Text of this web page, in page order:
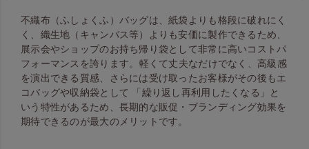
不織布（ふしょくふ）バッグは、紙袋よりも格段に破れにく
く、織生地（キャンバス等）よりも安価に製作できるため、
展示会やショップのお持ち帰り袋として非常に高いコストパ
フォーマンスを誇ります。 軽くて丈夫なだけでなく、高級感
を演出できる質感、さらには受け取ったお客様がその後もエ
コバッグや収納袋として 「繰り返し再利用したくなる」と
いう特性があるため、長期的な販促・ブランディング効果を
期待できるのが最大のメリットです。